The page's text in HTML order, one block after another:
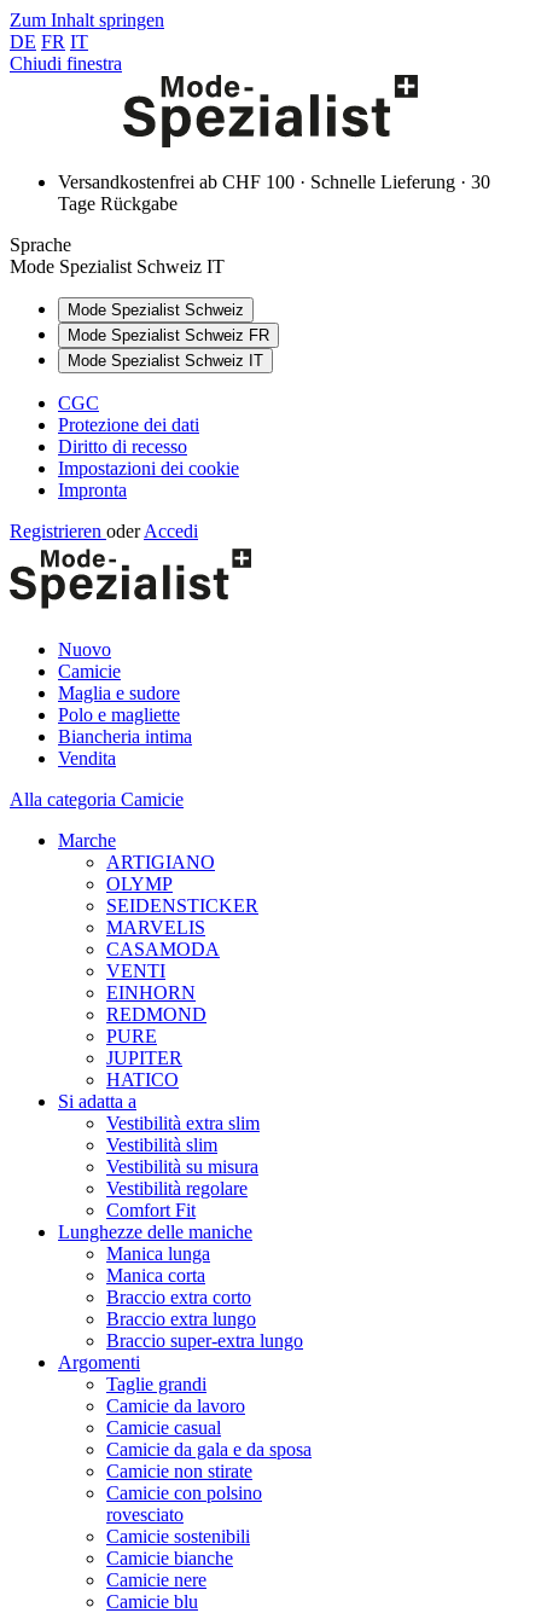
Zum Inhalt springen
DE FR IT
Chiudi finestra
Versandkostenfrei ab CHF 100 · Schnelle Lieferung · 30
Tage Rückgabe
Sprache
Mode Spezialist Schweiz IT
Mode Spezialist Schweiz
Mode Spezialist Schweiz FR
Mode Spezialist Schweiz IT
CGC
Protezione dei dati
Diritto di recesso
Impostazioni dei cookie
Impronta
Registrieren oder Accedi
Nuovo
Camicie
Maglia e sudore
Polo e magliette
Biancheria intima
Vendita
Alla categoria Camicie
Marche
ARTIGIANO
OLYMP
SEIDENSTICKER
MARVELIS
CASAMODA
VENTI
EINHORN
REDMOND
PURE
JUPITER
HATICO
Si adatta a
Vestibilità extra slim
Vestibilità slim
Vestibilità su misura
Vestibilità regolare
Comfort Fit
Lunghezze delle maniche
Manica lunga
Manica corta
Braccio extra corto
Braccio extra lungo
Braccio super-extra lungo
Argomenti
Taglie grandi
Camicie da lavoro
Camicie casual
Camicie da gala e da sposa
Camicie non stirate
Camicie con polsino
rovesciato
Camicie sostenibili
Camicie bianche
Camicie nere
Camicie blu